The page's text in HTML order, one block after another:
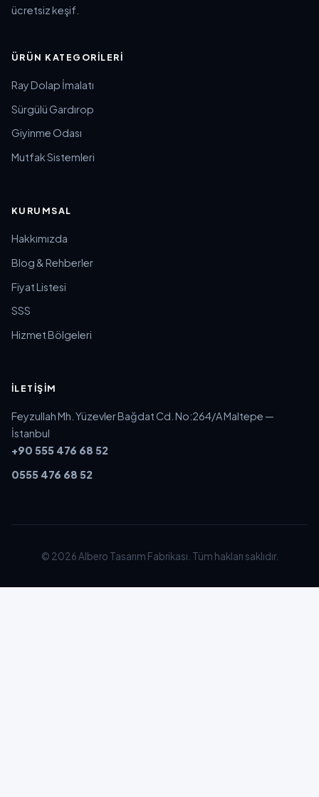
ücretsiz keşif.
ÜRÜN KATEGORILERI
Ray Dolap İmalatı
Sürgülü Gardırop
Giyinme Odası
Mutfak Sistemleri
KURUMSAL
Hakkımızda
Blog & Rehberler
Fiyat Listesi
SSS
Hizmet Bölgeleri
İLETIŞIM
Feyzullah Mh. Yüzevler Bağdat Cd. No:264/A Maltepe —
İstanbul
+90 555 476 68 52
0555 476 68 52
© 2026 Albero Tasarım Fabrikası. Tüm hakları saklıdır.